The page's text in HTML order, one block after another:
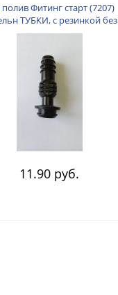
Фитинг старт (7207)
ТУБКИ, с резинкой без
поджим
11.90 руб.